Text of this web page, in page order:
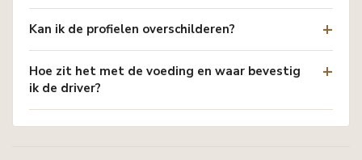
Kan ik de profielen overschilderen?
Hoe zit het met de voeding en waar bevestig
ik de driver?